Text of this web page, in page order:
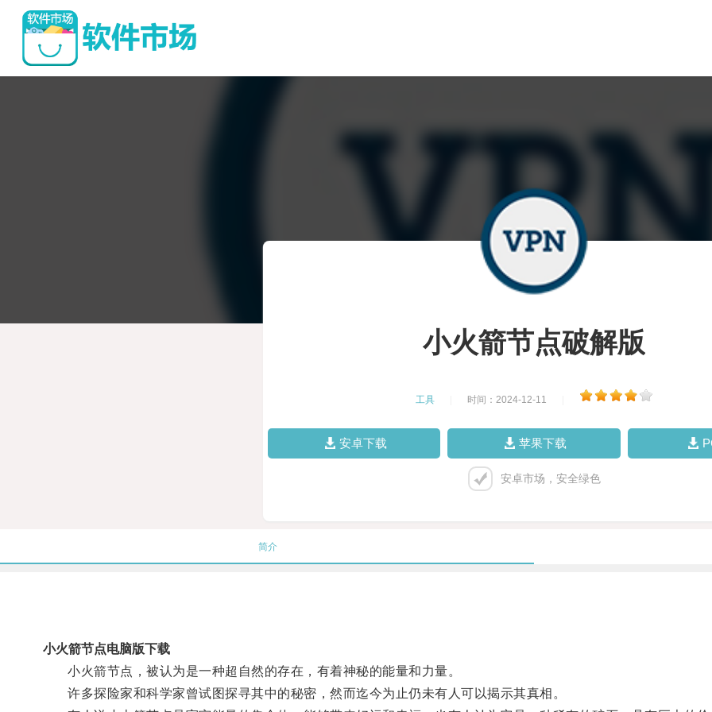
小火箭节点破解版
工具 时间：2024-12-11
安卓下载 苹果下载
安卓市场，安全绿色
简介
小火箭节点电脑版下载
小火箭节点，被认为是一种超自然的存在，有着神秘的能量和力量。
许多探险家和科学家曾试图探寻其中的秘密，然而迄今为止仍未有人可以揭示其真相。